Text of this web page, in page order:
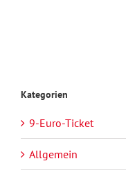
Kategorien
9-Euro-Ticket
Allgemein